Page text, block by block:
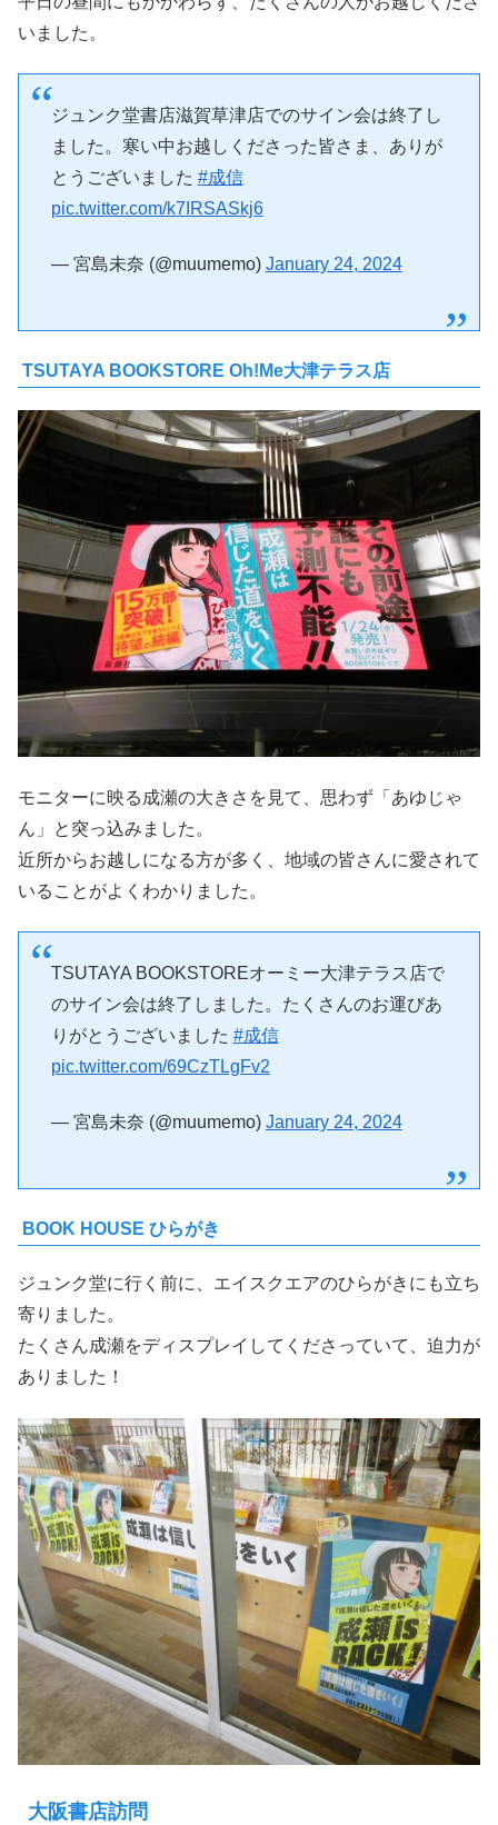
いました。
ジュンク堂書店滋賀草津店でのサイン会は終了し
ました。寒い中お越しくださった皆さま、ありが
とうございました #成信
pic.twitter.com/k7IRSASkj6
— 宮島未奈 (@muumemo) January 24, 2024
TSUTAYA BOOKSTORE Oh!Me大津テラス店
モニターに映る成瀬の大きさを見て、思わず「あゆじゃ
ん」と突っ込みました。
近所からお越しになる方が多く、地域の皆さんに愛されて
いることがよくわかりました。
TSUTAYA BOOKSTOREオーミー大津テラス店で
のサイン会は終了しました。たくさんのお運びあ
りがとうございました #成信
pic.twitter.com/69CzTLgFv2
— 宮島未奈 (@muumemo) January 24, 2024
BOOK HOUSE ひらがき
ジュンク堂に行く前に、エイスクエアのひらがきにも立ち
寄りました。
たくさん成瀬をディスプレイしてくださっていて、迫力が
ありました！
大阪書店訪問